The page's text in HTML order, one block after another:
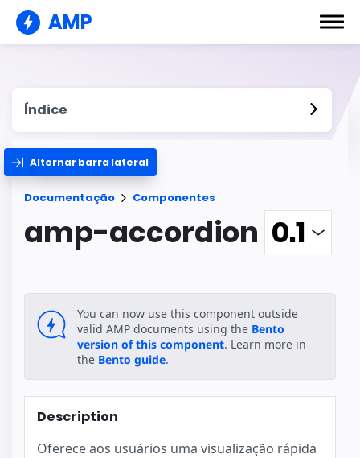
AMP
Índice
Alternar barra lateral
Documentação Componentes
amp-accordion
You can now use this component outside
valid AMP documents using the Bento
version of this component. Learn more in
the Bento guide.
Description
Oferece aos usuários uma visualização rápida